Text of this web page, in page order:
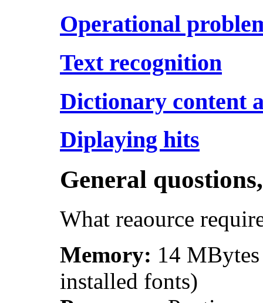
Operational
Text recognition
Dictionary content
Diplaying hits
General
What reaource
Memory: 14
installed fonts)